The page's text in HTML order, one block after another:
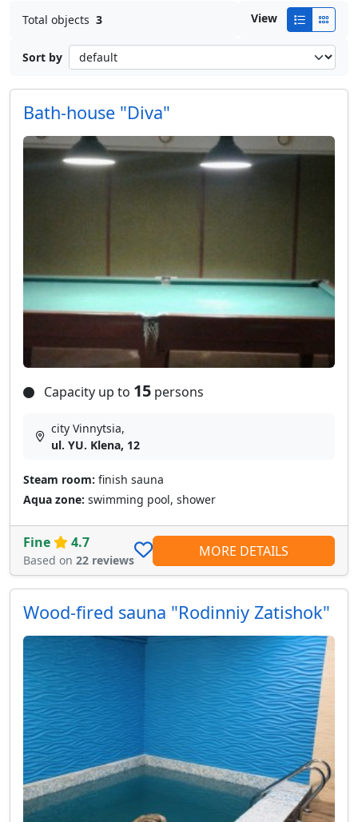
Total objects 3 View
Sort by
Bath-house "Diva"
Capacity up to 15 persons
city Vinnytsia,
ul. YU. Klena, 12
Steam room: finish sauna
Aqua zone: swimming pool, shower
Fine 4.7
Based on 22 reviews
MORE DETAILS
Wood-fired sauna "Rodinniy Zatishok"